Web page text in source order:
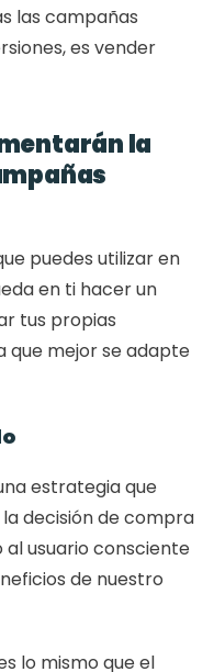
las campañas
es vender
la
puedes utilizar en
en ti hacer un
tus propias
que mejor se adapte
estrategia que
decisión de compra
al usuario consciente
de nuestro
lo mismo que el